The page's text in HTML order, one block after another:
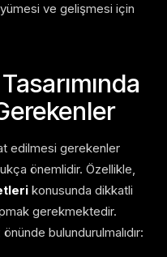
ve gelişmesi için
edilmesi gerekenler
önemlidir. Özellikle,
konusunda dikkatli
gerekmektedir.
bulundurulmalıdır: